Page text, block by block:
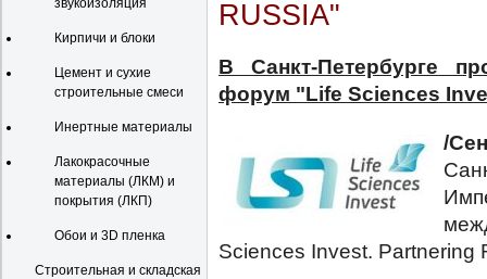
звукоизоляция
Кирпичи и блоки
Цемент и сухие
строительные смеси
Инертные материалы
Лакокрасочные
материалы (ЛКМ) и
покрытия (ЛКП)
Обои и 3D пленка
Строительная и складская
RUSSIA"
В Санкт-Петербурге
форум "Life Sciences
/
Sciences Invest. Partnering